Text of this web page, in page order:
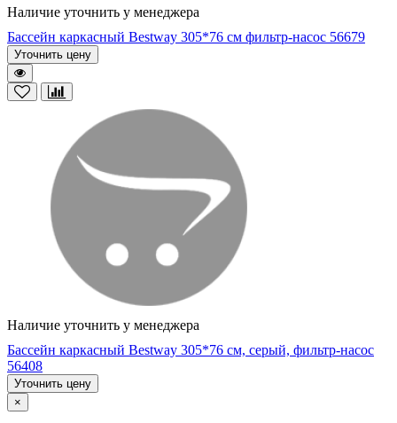
Наличие уточнить у менеджера
Бассейн каркасный Bestway 305*76 cм фильтр-насос 56679
Уточнить цену
Наличие уточнить у менеджера
Бассейн каркасный Bestway 305*76 cм, серый, фильтр-насос
56408
Уточнить цену
×